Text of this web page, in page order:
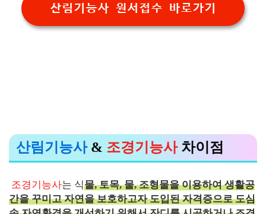
산림기능사 원서접수 바로가기
산림기능사& 조경기능사차이점
조경기능사는 식물, 토목, 물, 조형물을 이용하여 생활공
간을 꾸미고 자연을 보호하고자 도입된 자격증으로 도심